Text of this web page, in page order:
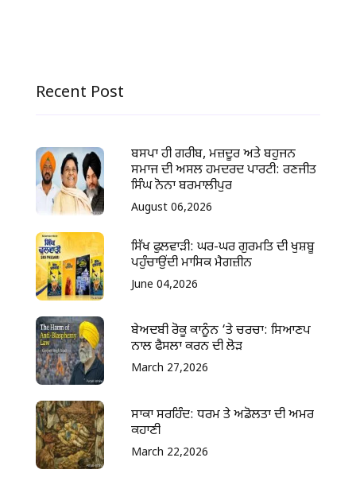
Recent Post
ਬਸਪਾ ਹੀ ਗਰੀਬ, ਮਜ਼ਦੂਰ ਅਤੇ ਬਹੁਜਨ
ਸਮਾਜ ਦੀ ਅਸਲ ਹਮਦਰਦ ਪਾਰਟੀ: ਰਣਜੀਤ
ਸਿੰਘ ਨੋਨਾ ਬਰਮਾਲੀਪੁਰ
August 06,2026
ਸਿੱਖ ਫੁਲਵਾੜੀ: ਘਰ-ਘਰ ਗੁਰਮਤਿ ਦੀ ਖੁਸ਼ਬੂ
ਪਹੁੰਚਾਉਂਦੀ ਮਾਸਿਕ ਮੈਗਜ਼ੀਨ
June 04,2026
ਬੇਅਦਬੀ ਰੋਕੂ ਕਾਨੂੰਨ ‘ਤੇ ਚਰਚਾ: ਸਿਆਣਪ
ਨਾਲ ਫੈਸਲਾ ਕਰਨ ਦੀ ਲੋੜ
March 27,2026
ਸਾਕਾ ਸਰਹਿੰਦ: ਧਰਮ ਤੇ ਅਡੋਲਤਾ ਦੀ ਅਮਰ
ਕਹਾਣੀ
March 22,2026